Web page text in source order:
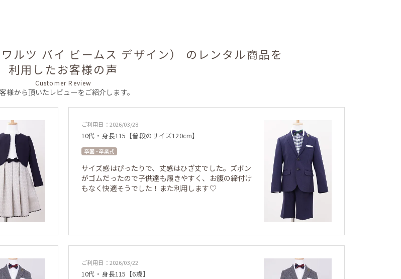
ルツ バイ ビームス デザイン） のレンタル商品を
利用したお客様の声
Customer Review
様から頂いたレビューをご紹介します。
ご利用日：2026/03/28
10代・身長115【普段のサイズ120cm】
卒園・卒業式
サイズ感はぴったりで、丈感はひざ丈でした。ズボン
がゴムだったので子供達も履きやすく、お腹の締付け
もなく快適そうでした！また利用します♡
ご利用日：2026/03/22
10代・身長115【6歳】